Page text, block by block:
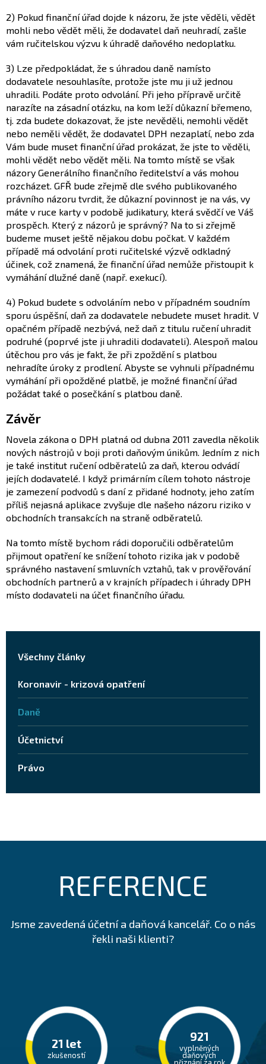
2) Pokud finanční úřad dojde k názoru, že jste věděli, vědět
mohli nebo vědět měli, že dodavatel daň neuhradí, zašle
vám ručitelskou výzvu k úhradě daňového nedoplatku.
3) Lze předpokládat, že s úhradou daně namísto
dodavatele nesouhlasíte, protože jste mu ji už jednou
uhradili. Podáte proto odvolání. Při jeho přípravě určitě
narazíte na zásadní otázku, na kom leží důkazní břemeno,
tj. zda budete dokazovat, že jste nevěděli, nemohli vědět
nebo neměli vědět, že dodavatel DPH nezaplatí, nebo zda
Vám bude muset finanční úřad prokázat, že jste to věděli,
mohli vědět nebo vědět měli. Na tomto místě se však
názory Generálního finančního ředitelství a vás mohou
rozcházet. GFŘ bude zřejmě dle svého publikovaného
právního názoru tvrdit, že důkazní povinnost je na vás, vy
máte v ruce karty v podobě judikatury, která svědčí ve Váš
prospěch. Který z názorů je správný? Na to si zřejmě
budeme muset ještě nějakou dobu počkat. V každém
případě má odvolání proti ručitelské výzvě odkladný
účinek, což znamená, že finanční úřad nemůže přistoupit k
vymáhání dlužné daně (např. exekucí).
4) Pokud budete s odvoláním nebo v případném soudním
sporu úspěšní, daň za dodavatele nebudete muset hradit. V
opačném případě nezbývá, než daň z titulu ručení uhradit
podruhé (poprvé jste ji uhradili dodavateli). Alespoň malou
útěchou pro vás je fakt, že při zpoždění s platbou
nehradíte úroky z prodlení. Abyste se vyhnuli případnému
vymáhání při opožděné platbě, je možné finanční úřad
požádat také o posečkání s platbou daně.
Závěr
Novela zákona o DPH platná od dubna 2011 zavedla několik
nových nástrojů v boji proti daňovým únikům. Jedním z nich
je také institut ručení odběratelů za daň, kterou odvádí
jejích dodavatelé. I když primárním cílem tohoto nástroje
je zamezení podvodů s daní z přidané hodnoty, jeho zatím
příliš nejasná aplikace zvyšuje dle našeho názoru riziko v
obchodních transakcích na straně odběratelů.
Na tomto místě bychom rádi doporučili odběratelům
přijmout opatření ke snížení tohoto rizika jak v podobě
správného nastavení smluvních vztahů, tak v prověřování
obchodních partnerů a v krajních případech i úhrady DPH
místo dodavateli na účet finančního úřadu.
Všechny články
Koronavir - krizová opatření
Daně
Účetnictví
Právo
REFERENCE
Jsme zavedená účetní a daňová kancelář. Co o nás
řekli naši klienti?
22 let
zkušeností
937
vyplněných
daňových